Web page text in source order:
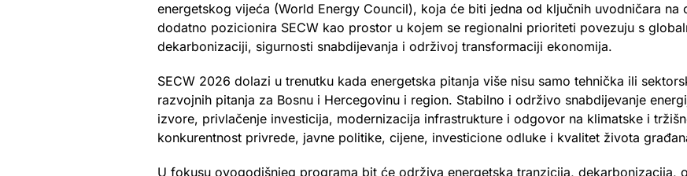
energetskog vijeća (World Energy Council), koja će biti jedna od ključnih uvodničara na
dodatno pozicionira SECW kao prostor u kojem se regionalni prioriteti povezuju s
dekarbonizaciji, sigurnosti snabdijevanja i održivoj transformaciji ekonomija.
SECW 2026 dolazi u trenutku kada energetska pitanja više nisu samo tehnička ili
razvojnih pitanja za Bosnu i Hercegovinu i region. Stabilno i održivo snabdijevanje
izvore, privlačenje investicija, modernizacija infrastrukture i odgovor na klimatske i
konkurentnost privrede, javne politike, cijene, investicione odluke i kvalitet života
U fokusu ovogodišnjeg programa bit će održiva energetska tranzicija, dekarbonizacija,